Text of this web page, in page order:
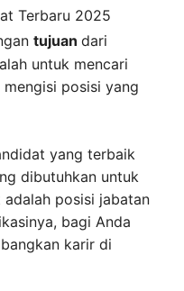
Terbaru 2025
tujuan dari
untuk mencari
posisi yang
yang terbaik
dibutuhkan untuk
posisi jabatan
bagi Anda
karir di